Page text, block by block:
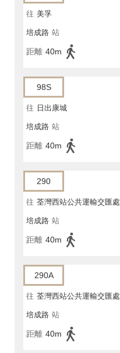
往 美孚
培成路 站
距離 40m
98S
往 日出康城
培成路 站
距離 40m
290
往 荃灣西站公共運輸交匯處
培成路 站
距離 40m
290A
往 荃灣西站公共運輸交匯處
培成路 站
距離 40m